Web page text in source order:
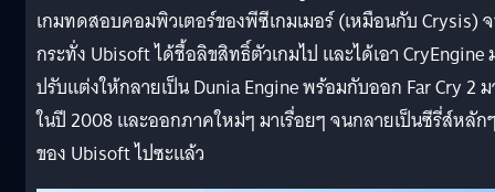
เกมทดสอบคอมพิวเตอร์ของพีซีเกมเมอร์ (เหมือนกับ Crysis)
กระทั่ง Ubisoft ได้ชื้อลิขสิทธิ์ตัวเกมไป และได้เอา CryEngine
ปรับแต่งให้กลายเป็น Dunia Engine พร้อมกับออก Far Cry 2
ในปี 2008 และออกภาคใหม่ๆ มาเรื่อยๆ จนกลายเป็นซีรี่ส์หลัก
ของ Ubisoft ไปซะแล้ว